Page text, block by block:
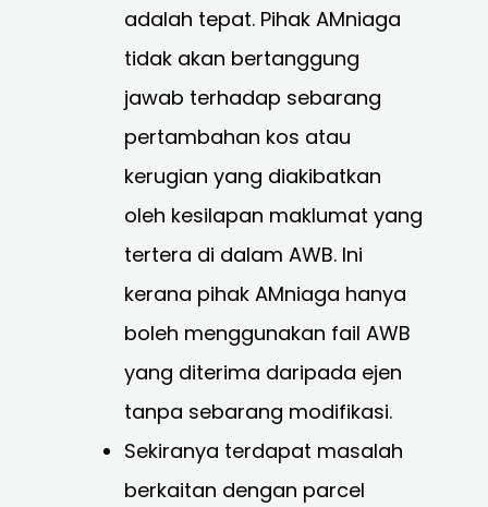
adalah tepat. Pihak AMniaga
tidak akan bertanggung
jawab terhadap sebarang
pertambahan kos atau
kerugian yang diakibatkan
oleh kesilapan maklumat yang
tertera di dalam AWB. Ini
kerana pihak AMniaga hanya
boleh menggunakan fail AWB
yang diterima daripada ejen
tanpa sebarang modifikasi.
Sekiranya terdapat masalah
berkaitan dengan parcel